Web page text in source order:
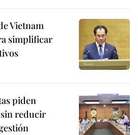
Vietnam
simplificar
piden
reducir